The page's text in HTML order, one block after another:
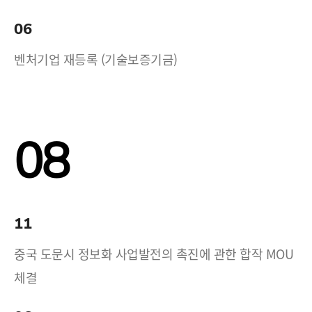
06
벤처기업 재등록 (기술보증기금)
08
11
중국 도문시 정보화 사업발전의 촉진에 관한 합작 MOU
체결